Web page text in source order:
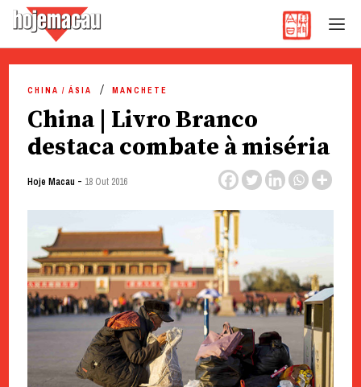
content
CHINA / ÁSIA MANCHETE
China | Livro Branco
destaca combate à miséria
Hoje Macau - 18 Out 2016